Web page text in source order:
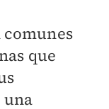
que
una